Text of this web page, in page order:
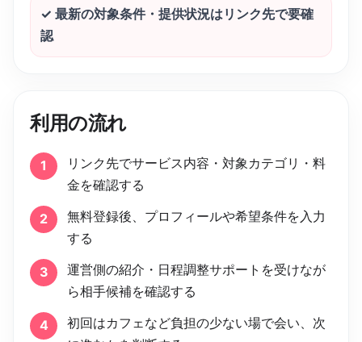
✓ 最新の対象条件・提供状況はリンク先で要確
認
利用の流れ
1
リンク先でサービス内容・対象カテゴリ・料
金を確認する
2
無料登録後、プロフィールや希望条件を入力
する
3
運営側の紹介・日程調整サポートを受けなが
ら相手候補を確認する
4
初回はカフェなど負担の少ない場で会い、次